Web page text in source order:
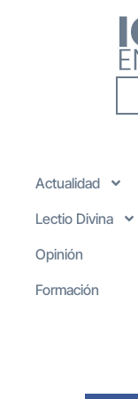
Actualidad
Lectio Divina
Opinión
Formación